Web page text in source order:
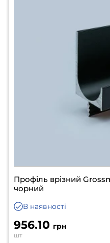
Профіль врізний
чорний
В наявності
956.10 грн
шт